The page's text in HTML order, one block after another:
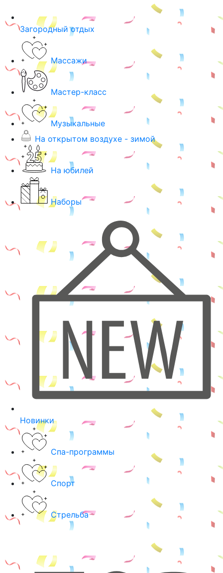
Загородный отдых
Массажи
Мастер-класс
Музыкальные
На открытом воздухе - зимой
На юбилей
Наборы
Новинки
Спа-программы
Спорт
Стрельба